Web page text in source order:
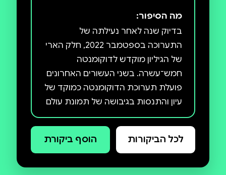
מה הסיפור:
בדיוק שנה לאחר נעילתה של
התערוכה בספטמבר 2022, חלק הארי
של הגיליון מוקדש לדוקומנטה
חמש־עשרה. בשני העשורים האחרונים
פועלת תערוכת הדוקומנטה כמוקד של
עיון והתנסות בגיבושה של תמונת עולם
עבור המאה העשרים ואחת. דוקומנטה
חמש־עשרה הובילה את המהלכים הללו
אל הקצה. הניהול האמנותי שלה
לכל הביקורות הוסף ביקורת